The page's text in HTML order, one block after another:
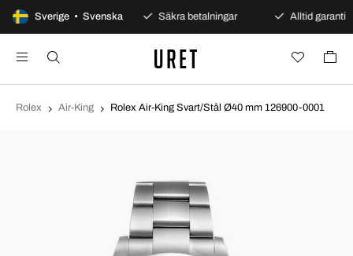
Sverige • Svenska
100 dagars öppet köp Säkra betalningar Alltid garanti
Rolex Air-King Rolex Air-King Svart/Stål Ø40 mm 126900-0001